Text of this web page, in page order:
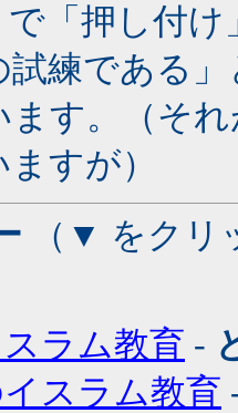
「押し付
試練である
ます。（そ
すが）
（▼ をクリ
ラム教育 -
スラム教育